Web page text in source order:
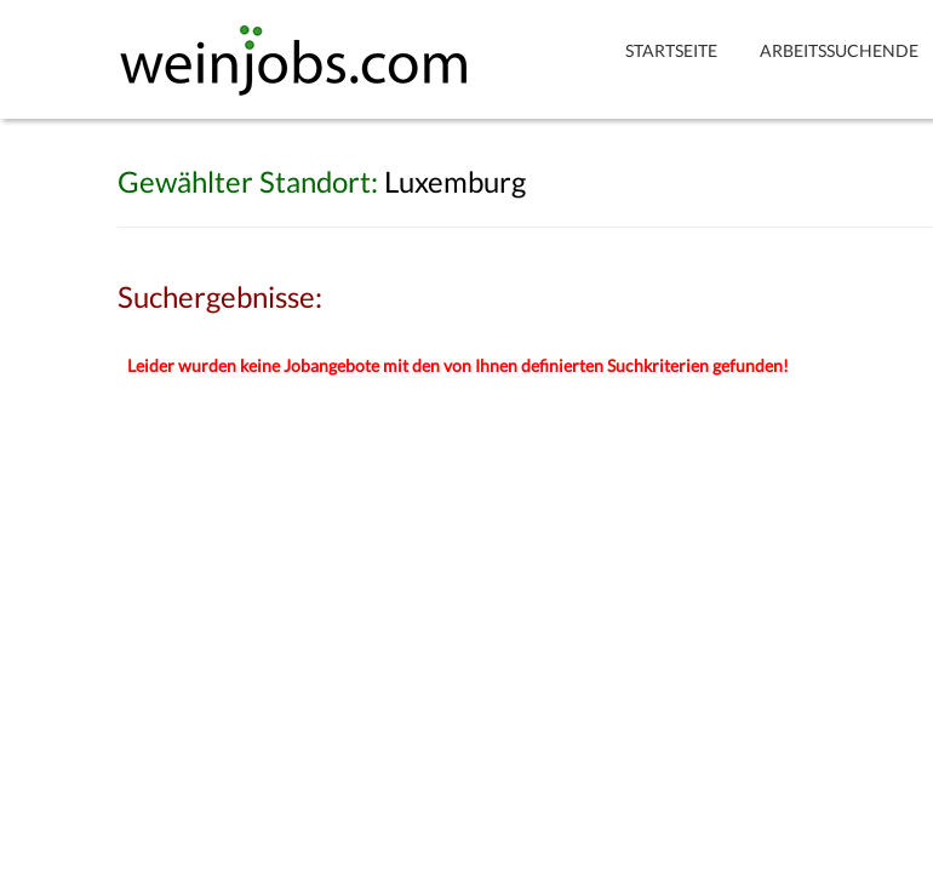
STARTSEITE ARBEITSSUCHENDE
Gewählter Standort: Luxemburg
Suchergebnisse:
Leider wurden keine Jobangebote mit den von Ihnen definierten Suchkriterien gefunden!